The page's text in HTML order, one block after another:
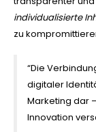
individualisierte
zu
“Die
digitaler
Marketing dar
Innovation